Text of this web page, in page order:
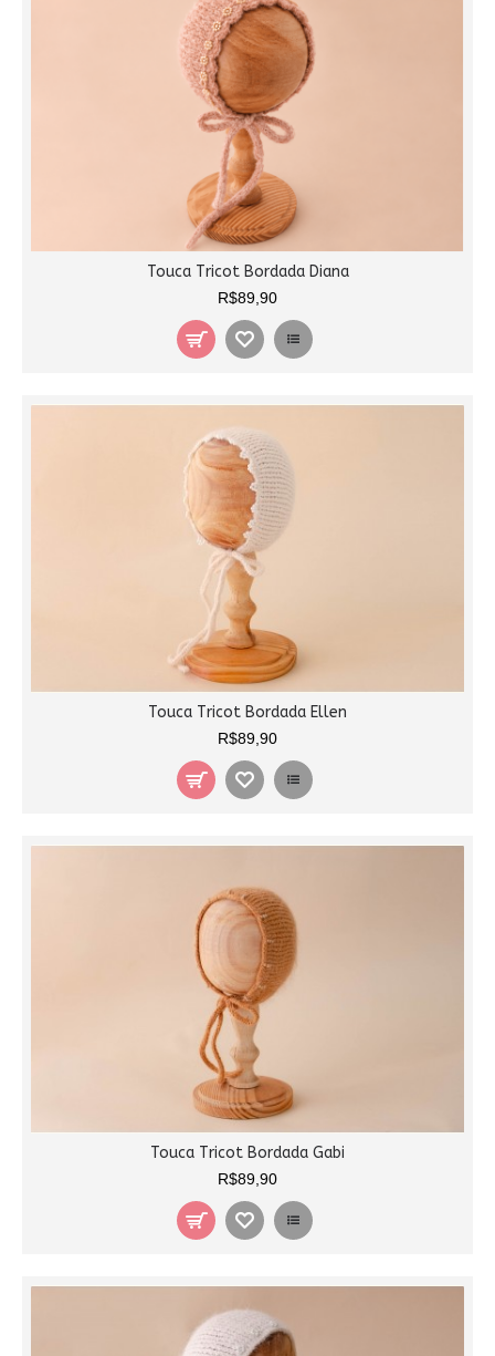
Touca Tricot Bordada Diana
R$89,90
Touca Tricot Bordada Ellen
R$89,90
Touca Tricot Bordada Gabi
R$89,90